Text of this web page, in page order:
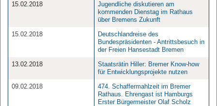
15.02.2018
Jugendliche diskutieren am
kommenden Dienstag im Rathaus
über Bremens Zukunft
15.02.2018
Deutschlandreise des
Bundespräsidenten - Antrittsbesuch in
der Freien Hansestadt Bremen
13.02.2018
Staatsrätin Hiller: Bremer Know-how
für Entwicklungsprojekte nutzen
09.02.2018
474. Schaffermahlzeit im Bremer
Rathaus. Ehrengast ist Hamburgs
Erster Bürgermeister Olaf Scholz